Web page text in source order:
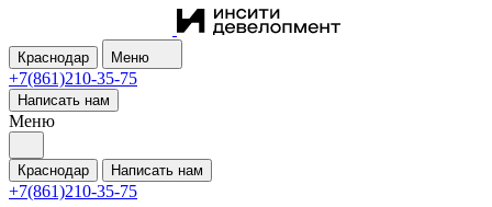
Краснодар Меню
+7(861)210-35-75
Написать нам
Меню
Краснодар Написать нам
+7(861)210-35-75